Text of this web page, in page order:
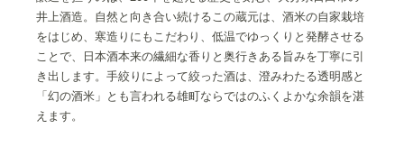
井上酒造。自然と向き合い続けるこの蔵元は、酒米の自家栽培
をはじめ、寒造りにもこだわり、低温でゆっくりと発酵させる
ことで、日本酒本来の繊細な香りと奥行きある旨みを丁寧に引
き出します。手絞りによって絞った酒は、澄みわたる透明感と
「幻の酒米」とも言われる雄町ならではのふくよかな余韻を湛
えます。